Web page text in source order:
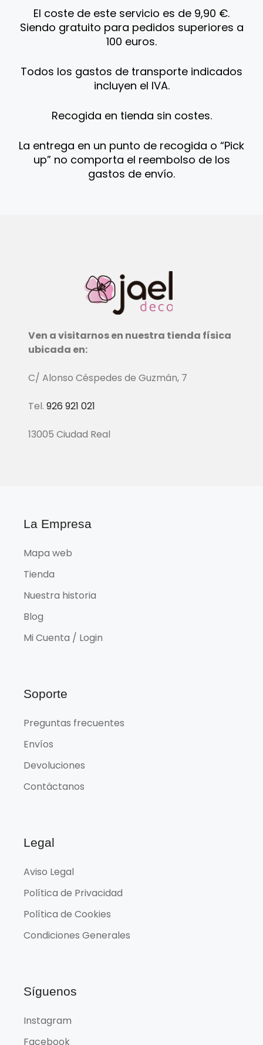
El coste de este servicio es de 9,90 €.
Siendo gratuito para pedidos superiores a
100 euros.
Todos los gastos de transporte indicados
incluyen el IVA.
Recogida en tienda sin costes.
La entrega en un punto de recogida o “Pick
up” no comporta el reembolso de los
gastos de envío.
Ven a visitarnos en nuestra tienda física
ubicada en:
C/ Alonso Céspedes de Guzmán, 7
Tel. 926 921 021
13005 Ciudad Real
La Empresa
Mapa web
Tienda
Nuestra historia
Blog
Mi Cuenta / Login
Soporte
Preguntas frecuentes
Envíos
Devoluciones
Contáctanos
Legal
Aviso Legal
Política de Privacidad
Política de Cookies
Condiciones Generales
Síguenos
Instagram
Facebook